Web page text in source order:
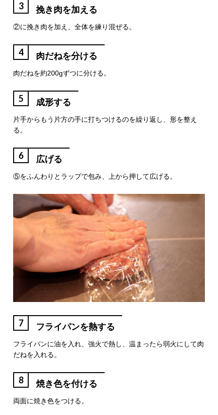
3 挽き肉を加える
②に挽き肉を加え、全体を練り混ぜる。
4 肉だねを分ける
肉だねを約200gずつに分ける。
5 成形する
片手からもう片方の手に打ちつけるのを繰り返し、形を整え
る。
6 広げる
⑤をふんわりとラップで包み、上から押して広げる。
7 フライパンを熱する
フライパンに油を入れ、強火で熱し、温まったら弱火にして肉
だねを入れる。
8 焼き色を付ける
両面に焼き色をつける。